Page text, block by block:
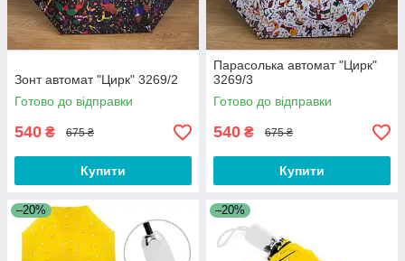
Зонт автомат "Цирк" 3269/2
Готово до відправки
540 ₴ 675 ₴
Купити
Парасолька автомат "Цирк"
3269/3
Готово до відправки
540 ₴ 675 ₴
Купити
–20% –20%